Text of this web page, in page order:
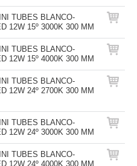
TUBES BLANCO-
12W 15º 3000K 300 MM
TUBES BLANCO-
12W 15º 4000K 300 MM
TUBES BLANCO-
12W 24º 2700K 300 MM
TUBES BLANCO-
12W 24º 3000K 300 MM
TUBES BLANCO-
12W 24º 4000K 300 MM